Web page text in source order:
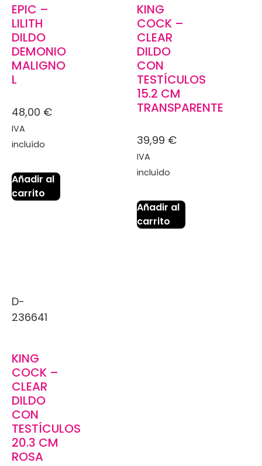
EPIC –
LILITH
DILDO
DEMONIO
MALIGNO
L
48,00 €
IVA
incluído
Añadir al
carrito
KING
COCK –
CLEAR
DILDO
CON
TESTÍCULOS
15.2 CM
TRANSPARENTE
39,99 €
IVA
incluído
Añadir al
carrito
D-
236641
KING
COCK –
CLEAR
DILDO
CON
TESTÍCULOS
20.3 CM
ROSA